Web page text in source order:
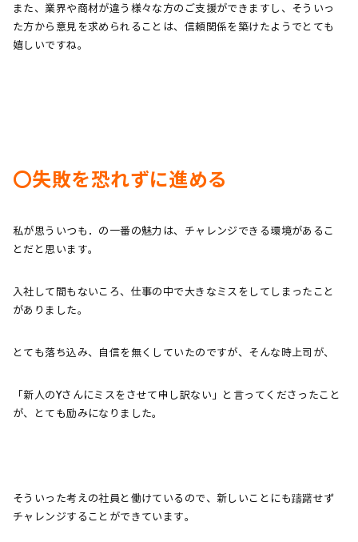
また、業界や商材が違う様々な方のご支援ができますし、そういっ
た方から意見を求められることは、信頼関係を築けたようでとても
嬉しいですね。
〇失敗を恐れずに進める
私が思ういつも．の一番の魅力は、チャレンジできる環境があるこ
とだと思います。
入社して間もないころ、仕事の中で大きなミスをしてしまったこと
がありました。
とても落ち込み、自信を無くしていたのですが、そんな時上司が、
「新人のYさんにミスをさせて申し訳ない」と言ってくださったこと
が、とても励みになりました。
そういった考えの社員と働けているので、新しいことにも躊躇せず
チャレンジすることができています。